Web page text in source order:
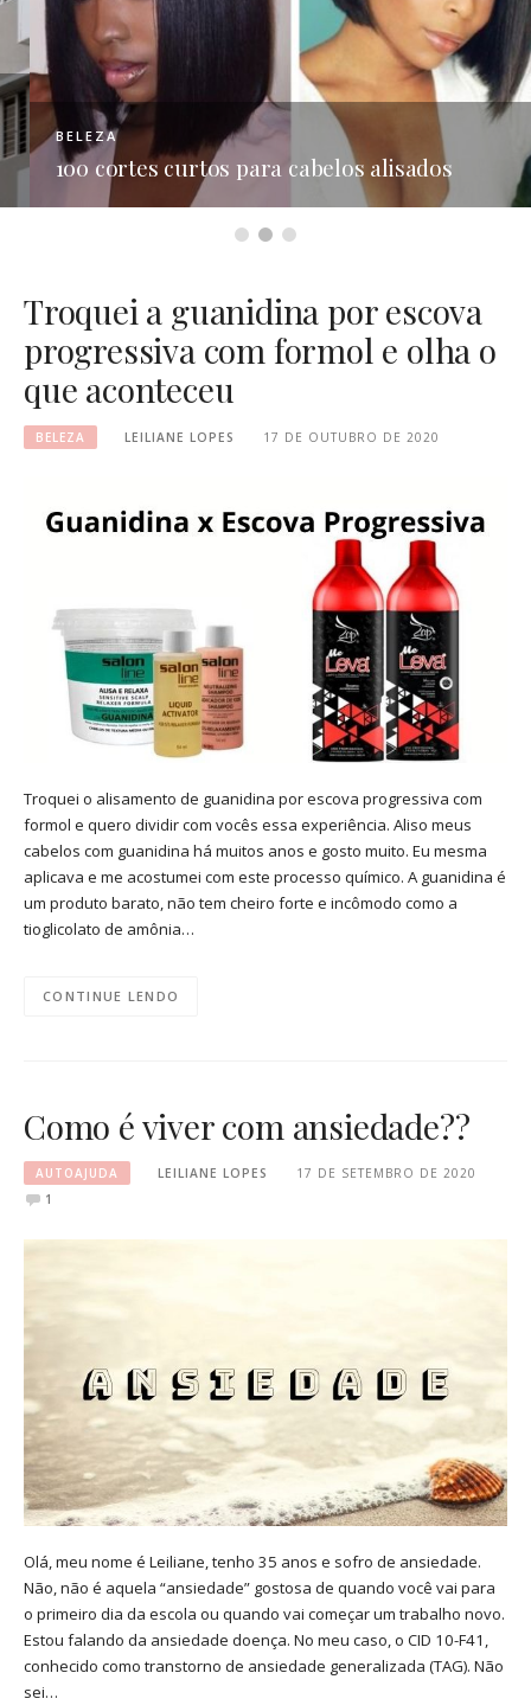
BELEZA
100 cortes curtos para cabelos alisados
Troquei a guanidina por escova
progressiva com formol e olha o
que aconteceu
BELEZA LEILIANE LOPES 17 DE OUTUBRO DE 2020
Troquei o alisamento de guanidina por escova progressiva com
formol e quero dividir com vocês essa experiência. Aliso meus
cabelos com guanidina há muitos anos e gosto muito. Eu mesma
aplicava e me acostumei com este processo químico. A guanidina é
um produto barato, não tem cheiro forte e incômodo como a
tioglicolato de amônia…
CONTINUE LENDO
Como é viver com ansiedade??
AUTOAJUDA LEILIANE LOPES
17 DE SETEMBRO DE 2020
1
Olá, meu nome é Leiliane, tenho 35 anos e sofro de ansiedade.
Não, não é aquela “ansiedade” gostosa de quando você vai para
o primeiro dia da escola ou quando vai começar um trabalho novo.
Estou falando da ansiedade doença. No meu caso, o CID 10-F41,
conhecido como transtorno de ansiedade generalizada (TAG). Não
sei…